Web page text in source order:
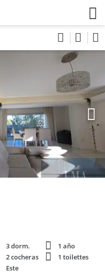
3 dorm.
1 año
2 cocheras
1 toilettes
Este